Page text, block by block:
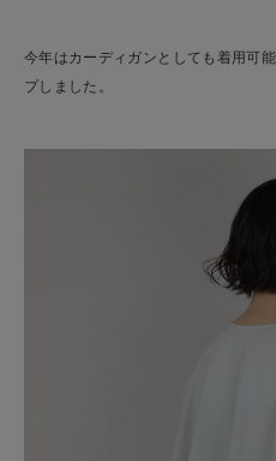
今年はカーディガンとしても着用可
プしました。